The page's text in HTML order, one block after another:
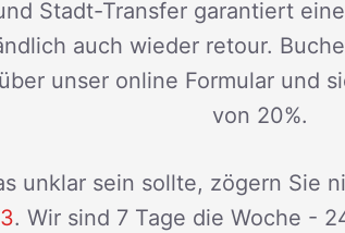
Stadt-Transfer garantiert
auch wieder retour.
unser online Formular und
von 20%.
unklar sein sollte, zögern Sie
. Wir sind 7 Tage die Woche -